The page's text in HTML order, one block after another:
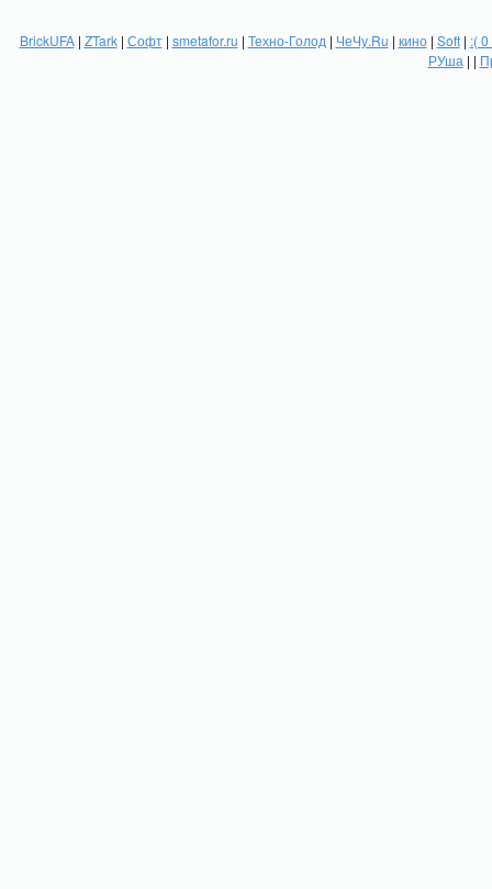
BrickUFA| ZTark| Софт| smetafor.ru | Техно-Голод | ЧеЧу.Ru | кино| Soft| :(
РУша | |